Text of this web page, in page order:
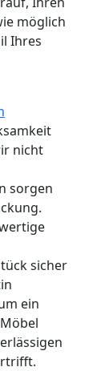
möglich
Ihres
nicht
sorgen
sicher
ein